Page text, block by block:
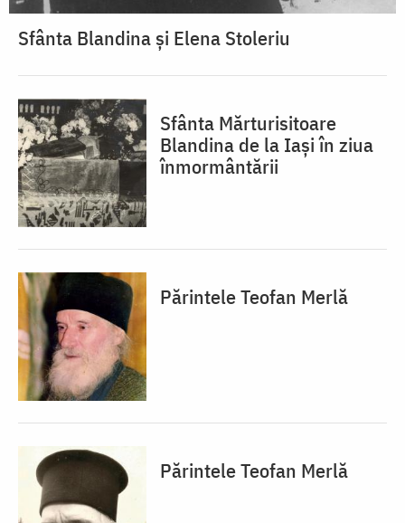
Sfânta Blandina și Elena Stoleriu
Sfânta Mărturisitoare
Blandina de la Iași în ziua
înmormântării
Părintele Teofan Merlă
Părintele Teofan Merlă